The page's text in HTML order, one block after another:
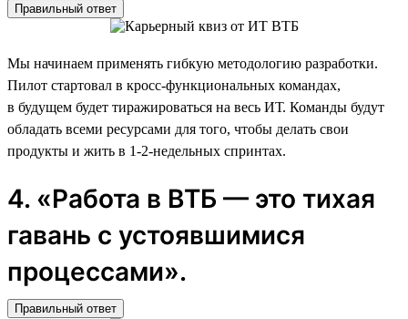
Правильный ответ
Мы начинаем применять гибкую методологию разработки.
Пилот стартовал в кросс-функциональных командах,
в будущем будет тиражироваться на весь ИТ. Команды будут
обладать всеми ресурсами для того, чтобы делать свои
продукты и жить в 1-2-недельных спринтах.
4. «Работа в ВТБ — это тихая
гавань с устоявшимися
процессами».
Правильный ответ